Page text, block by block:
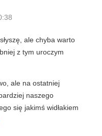
ale chyba warto
z tym uroczym
ale na ostatniej
naszego
się jakimś widłakiem